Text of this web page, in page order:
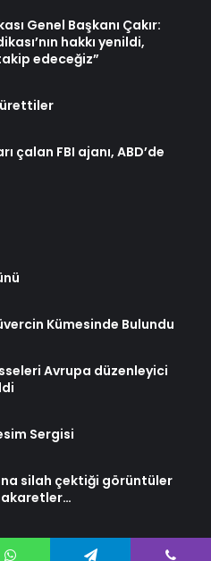
Genel Başkanı Çakır:
hakkı yenildi,
edeceğiz”
çalan FBI ajanı, ABD’de
Kümesinde Bulundu
Avrupa düzenleyici
Sergisi
silah çektiği görüntüler